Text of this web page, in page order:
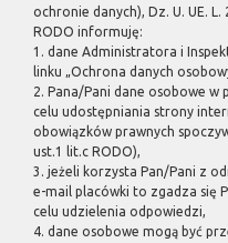
ochronie danych), Dz. U. UE.
RODO informuję:
1. dane Administratora i
linku „Ochrona danych
2. Pana/Pani dane osobowe w
celu udostępniania strony
obowiązków prawnych
ust.1 lit.c RODO),
3. jeżeli korzysta Pan/Pani z
e-mail placówki to zgadza się
celu udzielenia odpowiedzi,
4. dane osobowe mogą być